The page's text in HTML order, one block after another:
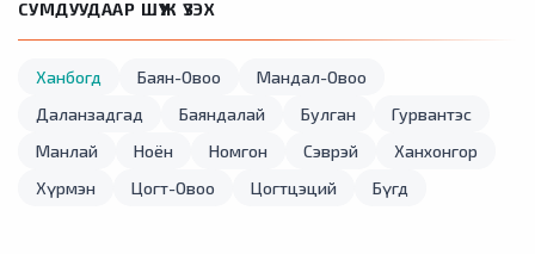
СУМДУУДААР ШҮҮЖ ҮЗЭХ
Ханбогд Баян-Овоо
Мандал-Овоо
Даланзадгад
Баяндалай Булган
Гурвантэс
Манлай
Ноён Номгон Сэврэй
Ханхонгор
Хүрмэн
Цогт-Овоо Цогтцэций Бүгд